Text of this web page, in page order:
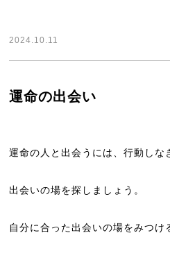
2024.10.11
運命の出会い
運命の人と出会うには、行動しな
出会いの場を探しましょう。
自分に合った出会いの場をみつけ